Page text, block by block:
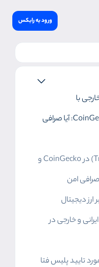
ورود به رابکس
با
CoinMarketCap و CoinGecko: آیا صرافی
امتیاز اعتماد (Trust Score) در CoinGecko و
امن
و خارجی در
تایید پلیس فتا